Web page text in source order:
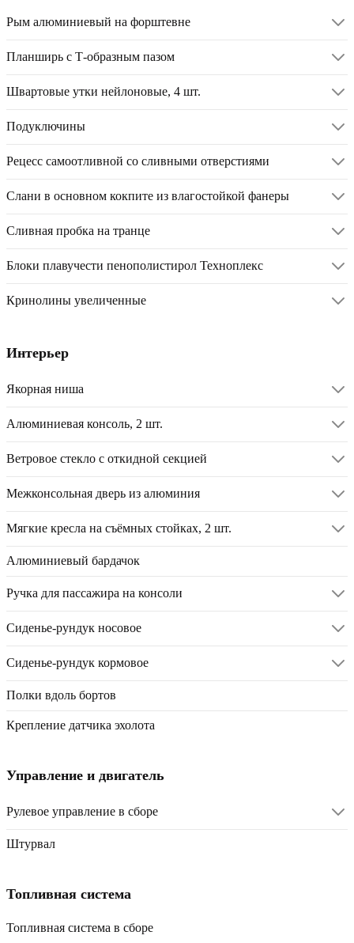
Рым алюминиевый на форштевне
Планширь с Т-образным пазом
Швартовые утки нейлоновые, 4 шт.
Подуключины
Рецесс самоотливной со сливными отверстиями
Слани в основном кокпите из влагостойкой фанеры
Сливная пробка на транце
Блоки плавучести пенополистирол Техноплекс
Кринолины увеличенные
Интерьер
Якорная ниша
Алюминиевая консоль, 2 шт.
Ветровое стекло с откидной секцией
Межконсольная дверь из алюминия
Мягкие кресла на съёмных стойках, 2 шт.
Алюминиевый бардачок
Ручка для пассажира на консоли
Сиденье-рундук носовое
Сиденье-рундук кормовое
Полки вдоль бортов
Крепление датчика эхолота
Управление и двигатель
Рулевое управление в сборе
Штурвал
Топливная система
Топливная система в сборе